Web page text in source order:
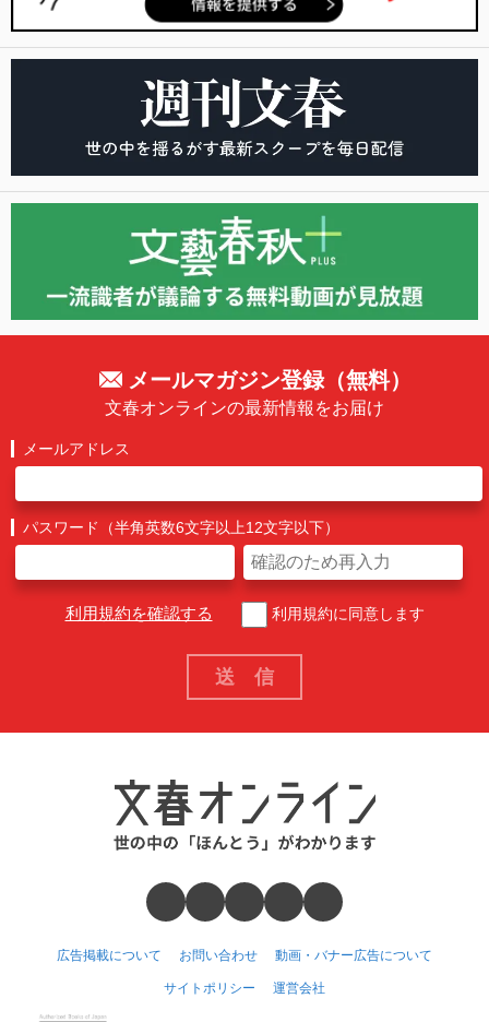
メールマガジン登録（無料）
文春オンラインの最新情報をお届け
メールアドレス
パスワード（半角英数6文字以上12文字以下）
利用規約を確認する 利用規約に同意します
広告掲載について お問い合わせ 動画・バナー広告について
サイトポリシー 運営会社